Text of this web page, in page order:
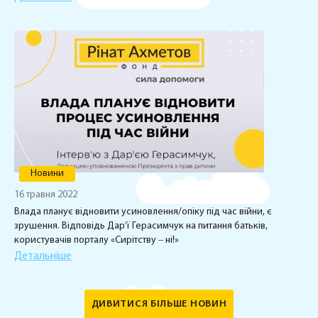
Новини
16 травня 2022
Влада планує відновити усиновлення/опіку під час війни, є
зрушення. Відповідь Дар’ї Герасимчук на питання батьків,
користувачів порталу «Сирітству ‒ ні!»
Детальніше
ДИВИТИСЯ БІЛЬШЕ НОВИН